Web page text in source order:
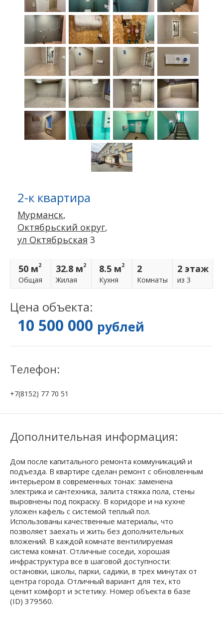
2-к квартира
Мурманск,
Октябрьский округ,
ул Октябрьская 3
50 м2
Общая
32.8 м2
Жилая
8.5 м2
Кухня
2
Комнаты
2 этаж
из 3
Цена объекта:
10 500 000 рублей
Телефон:
+7(8152) 77 70 51
Дополнительная информация:
Дом после капитального ремонта коммуникаций и
подъезда. В квартире сделан ремонт с обновленным
интерьером в современных тонах: заменена
электрика и сантехника, залита стяжка пола, стены
выровнены под покраску. В коридоре и на кухне
уложен кафель с системой теплый пол.
Использованы качественные материалы, что
позволяет заехать и жить без дополнительных
вложений. В каждой комнате вентилируемая
система комнат. Отличные соседи, хорошая
инфраструктура все в шаговой доступности:
остановки, школы, парки, садики, в трех минутах от
центра города. Отличный вариант для тех, кто
ценит комфорт и эстетику. Номер объекта в базе
(ID) 379560.